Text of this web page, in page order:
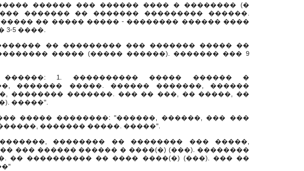
������ ��� ������ ���� � �������� (�
������� �� ������� ��������� ������.
�� ����� ����� - �������� ������ ����
5 ����.
�� ��������� ��� ������� ����� ��
����� (����� ������). ������� ��� 9
1. ���������� ����� ������ �
������� �����. ������ �������, ������
�������� �������. ��� �� ���, �� �����, ��
�����".
����� ��������: "������, ������, ��� ���
������� �����. �����".
�������� �� �������� ��� �����,
��� ������ ������ � ����(�) (���). ��������
�� ���������� �� ���� ����(�) (���). ��� ��